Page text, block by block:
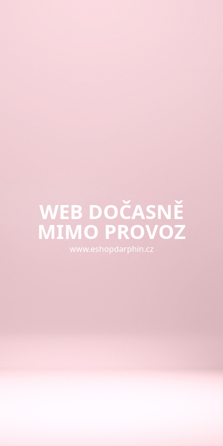
WEB DOČASNĚ
MIMO PROVOZ
www.eshopdarphin.cz